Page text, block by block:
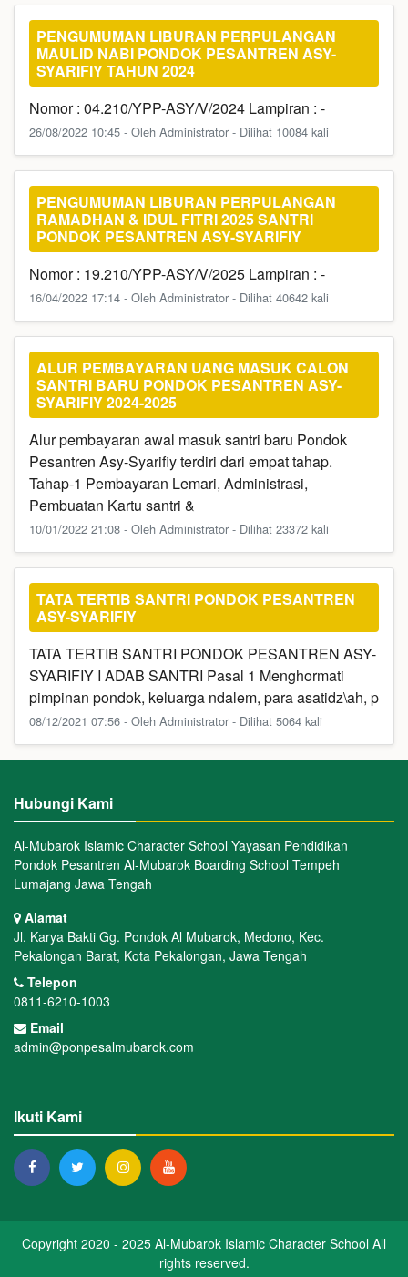
PENGUMUMAN LIBURAN PERPULANGAN
MAULID NABI PONDOK PESANTREN ASY-
SYARIFIY TAHUN 2024
Nomor : 04.210/YPP-ASY/V/2024 Lampiran : -
26/08/2022 10:45 - Oleh Administrator - Dilihat 10084 kali
PENGUMUMAN LIBURAN PERPULANGAN
RAMADHAN & IDUL FITRI 2025 SANTRI
PONDOK PESANTREN ASY-SYARIFIY
Nomor : 19.210/YPP-ASY/V/2025 Lampiran : -
16/04/2022 17:14 - Oleh Administrator - Dilihat 40642 kali
ALUR PEMBAYARAN UANG MASUK CALON
SANTRI BARU PONDOK PESANTREN ASY-
SYARIFIY 2024-2025
Alur pembayaran awal masuk santri baru Pondok
Pesantren Asy-Syarifiy terdiri dari empat tahap.
Tahap-1 Pembayaran Lemari, Administrasi,
Pembuatan Kartu santri &
10/01/2022 21:08 - Oleh Administrator - Dilihat 23372 kali
TATA TERTIB SANTRI PONDOK PESANTREN
ASY-SYARIFIY
TATA TERTIB SANTRI PONDOK PESANTREN ASY-
SYARIFIY I ADAB SANTRI Pasal 1 Menghormati
pimpinan pondok, keluarga ndalem, para asatidz\ah, p
08/12/2021 07:56 - Oleh Administrator - Dilihat 5064 kali
Hubungi Kami
Al-Mubarok Islamic Character School Yayasan Pendidikan
Pondok Pesantren Al-Mubarok Boarding School Tempeh
Lumajang Jawa Tengah
Alamat
Jl. Karya Bakti Gg. Pondok Al Mubarok, Medono, Kec.
Pekalongan Barat, Kota Pekalongan, Jawa Tengah
Telepon
0811-6210-1003
Email
admin@ponpesalmubarok.com
Ikuti Kami
Copyright 2020 - 2025 Al-Mubarok Islamic Character School All
rights reserved.